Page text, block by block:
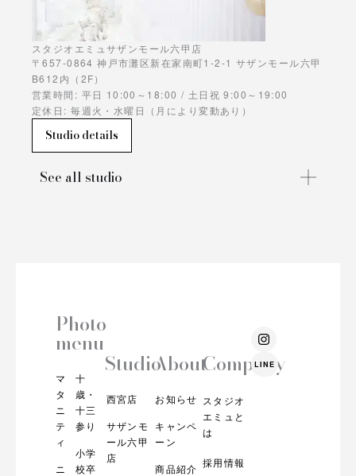
スタジオエミュサザンモール六甲店
〒657-0864 神戸市灘区新在家南町1-2-1 サザンモール六甲
B612内（2F）
営業時間: 平日 10:00～18:00 / 土日祝 9:00～19:00
定休日: 毎週火・水曜日（月により変動あり）
Studio details
See all studio
Photo
menu
マ
タ
ニ
テ
ィ
ニ
十
歳・
十三
参り
小学
校卒
Studio
西宮店
サザンモ
ール六甲
店
About
お知らせ
キャンペ
ーン
商品紹介
Company
スタジオ
エミュと
は
採用情報
I
n
s
t
LINE